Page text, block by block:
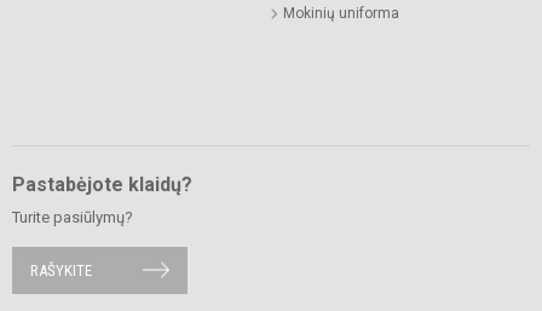
Mokinių uniforma
Pastabėjote klaidų?
Turite pasiūlymų?
RAŠYKITE